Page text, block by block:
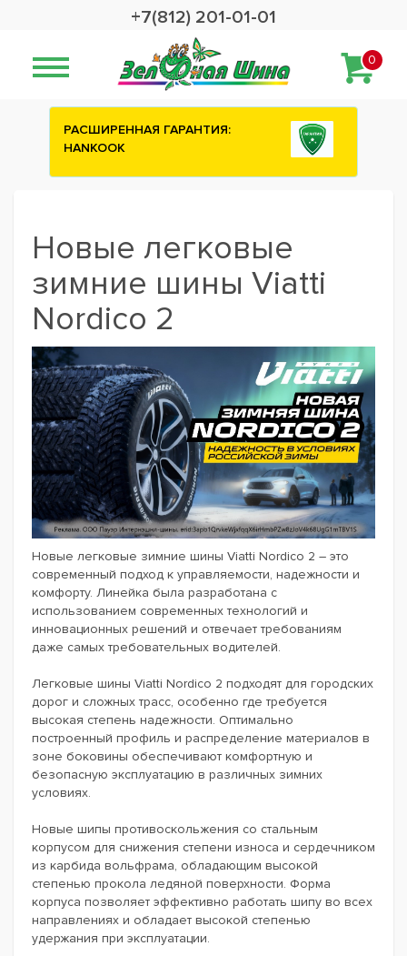
+7(812) 201-01-01
0
РАСШИРЕННАЯ ГАРАНТИЯ:
HANKOOK
Новые легковые
зимние шины Viatti
Nordico 2
Новые легковые зимние шины Viatti Nordico 2 – это
современный подход к управляемости, надежности и
комфорту. Линейка была разработана с
использованием современных технологий и
инновационных решений и отвечает требованиям
даже самых требовательных водителей.
Легковые шины Viatti Nordico 2 подходят для городских
дорог и сложных трасс, особенно где требуется
высокая степень надежности. Оптимально
построенный профиль и распределение материалов в
зоне боковины обеспечивают комфортную и
безопасную эксплуатацию в различных зимних
условиях.
Новые шипы противоскольжения со стальным
корпусом для снижения степени износа и сердечником
из карбида вольфрама, обладающим высокой
степенью прокола ледяной поверхности. Форма
корпуса позволяет эффективно работать шипу во всех
направлениях и обладает высокой степенью
удержания при эксплуатации.